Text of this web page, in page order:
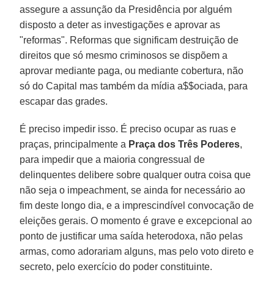
assegure a assunção da Presidência por alguém
disposto a deter as investigações e aprovar as
"reformas". Reformas que significam destruição de
direitos que só mesmo criminosos se dispõem a
aprovar mediante paga, ou mediante cobertura, não
só do Capital mas também da mídia a$$ociada, para
escapar das grades.
É preciso impedir isso. É preciso ocupar as ruas e
praças, principalmente a Praça dos Três Poderes,
para impedir que a maioria congressual de
delinquentes delibere sobre qualquer outra coisa que
não seja o impeachment, se ainda for necessário ao
fim deste longo dia, e a imprescindível convocação de
eleições gerais. O momento é grave e excepcional ao
ponto de justificar uma saída heterodoxa, não pelas
armas, como adorariam alguns, mas pelo voto direto e
secreto, pelo exercício do poder constituinte.